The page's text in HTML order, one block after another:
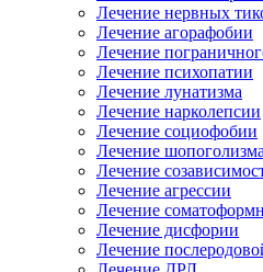
Лечение нервных
Лечение агорафобии
Лечение
Лечение психопатии
Лечение лунатизма
Лечение нарколепсии
Лечение социофобии
Лечение шопоголизма
Лечение
Лечение агрессии
Лечение
Лечение дисфории
Лечение